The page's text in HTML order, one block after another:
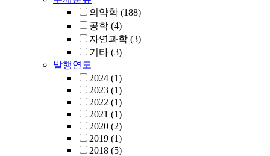
의약학 (188)
공학 (4)
자연과학 (3)
기타 (3)
발행연도
2024 (1)
2023 (1)
2022 (1)
2021 (1)
2020 (2)
2019 (1)
2018 (5)